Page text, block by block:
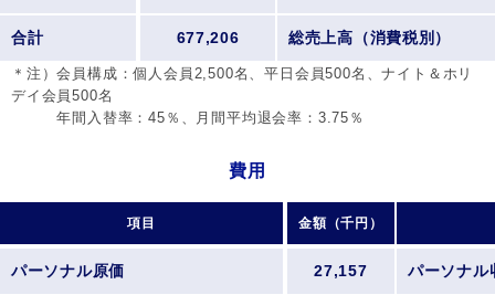
合計 677,206 総売上高（消費税別）
＊注）会員構成：個人会員2,500名、平日会員500名、ナイト＆ホリ
デイ会員500名
年間入替率：45％、月間平均退会率：3.75％
費用
項目 金額（千円）
パーソナル原価 27,157 パーソナル